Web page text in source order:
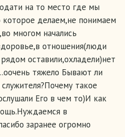
на то место где мы
делаем,не понимаем
многом начались
отношения(люди
оставили,охладели)нет
тяжело Бывают ли
такое
Его в чем то)И как
в
заранее огромно